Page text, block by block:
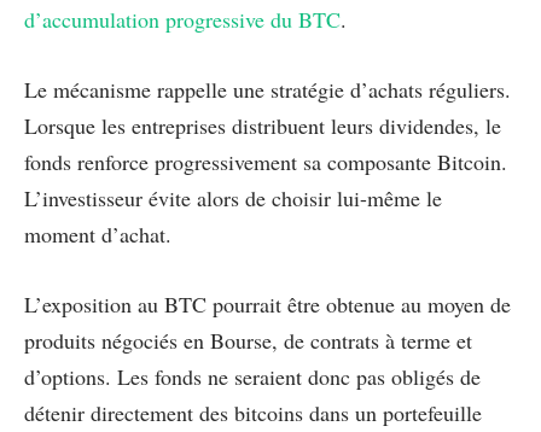
d’accumulation progressive du BTC.
Le mécanisme rappelle une stratégie d’achats réguliers.
Lorsque les entreprises distribuent leurs dividendes, le
fonds renforce progressivement sa composante Bitcoin.
L’investisseur évite alors de choisir lui-même le
moment d’achat.
L’exposition au BTC pourrait être obtenue au moyen de
produits négociés en Bourse, de contrats à terme et
d’options. Les fonds ne seraient donc pas obligés de
détenir directement des bitcoins dans un portefeuille